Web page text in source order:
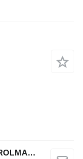
Przedsiębiorstwo Produkcyjno-Handlowe ROLMAPOL Marcin Dziekan